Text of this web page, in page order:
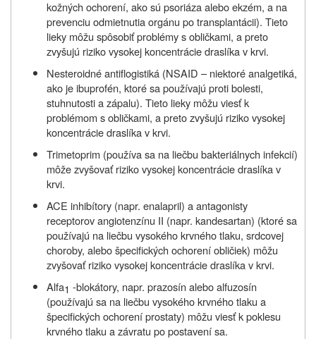
kožných ochorení, ako sú psoriáza alebo ekzém, a na
prevenciu odmietnutia orgánu po transplantácii). Tieto
lieky môžu spôsobiť problémy s obličkami, a preto
zvyšujú riziko vysokej koncentrácie draslíka v krvi.
Nesteroidné antiflogistiká (NSAID – niektoré analgetiká,
ako je ibuprofén, ktoré sa používajú proti bolesti,
stuhnutosti a zápalu). Tieto lieky môžu viesť k
problémom s obličkami, a preto zvyšujú riziko vysokej
koncentrácie draslíka v krvi.
Trimetoprim (používa sa na liečbu bakteriálnych infekcií)
môže zvyšovať riziko vysokej koncentrácie draslíka v
krvi.
ACE inhibítory (napr. enalapril) a antagonisty
receptorov angiotenzínu II (napr. kandesartan) (ktoré sa
používajú na liečbu vysokého krvného tlaku, srdcovej
choroby, alebo špecifických ochorení obličiek) môžu
zvyšovať riziko vysokej koncentrácie draslíka v krvi.
Alfa1 -blokátory, napr. prazosín alebo alfuzosín
(používajú sa na liečbu vysokého krvného tlaku a
špecifických ochorení prostaty) môžu viesť k poklesu
krvného tlaku a závratu po postavení sa.